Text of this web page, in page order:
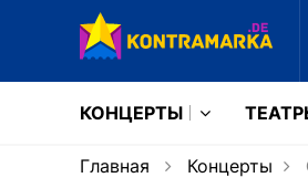
КОНЦЕРТЫ
Главная Концерты